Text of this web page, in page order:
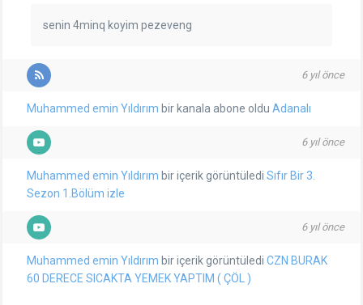
senin 4minq koyim pezeveng
6 yıl önce
Muhammed emin Yıldırım bir kanala abone oldu Adanalı
6 yıl önce
Muhammed emin Yıldırım bir içerik görüntüledi Sıfır Bir 3.
Sezon 1.Bölüm izle
6 yıl önce
Muhammed emin Yıldırım bir içerik görüntüledi CZN BURAK
60 DERECE SICAKTA YEMEK YAPTIM ( ÇÖL )